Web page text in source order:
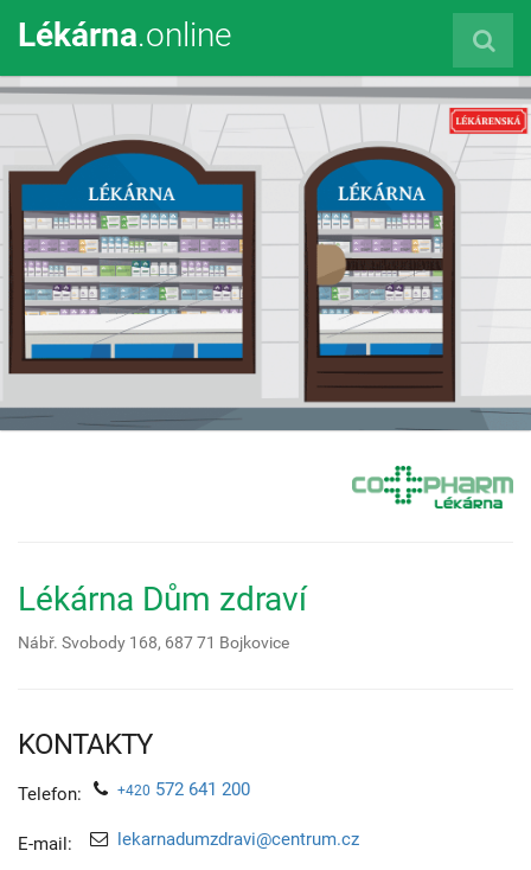
Lékárna.online
Lékárna Dům zdraví
Nábř. Svobody 168, 687 71 Bojkovice
KONTAKTY
Telefon: +420 572 641 200
E-mail: lekarnadumzdravi@centrum.cz